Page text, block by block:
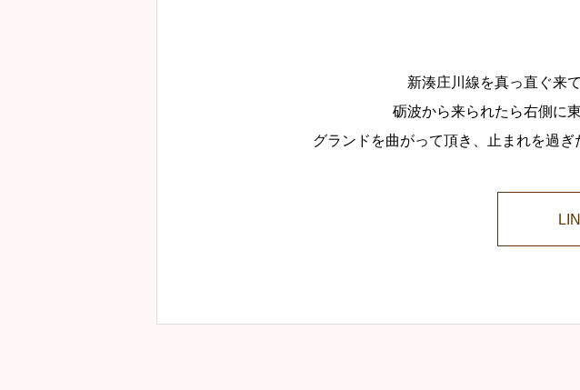
新湊庄川線を真っ直ぐ来
砺波から来られたら右側に
グランドを曲がって頂き、止まれを過